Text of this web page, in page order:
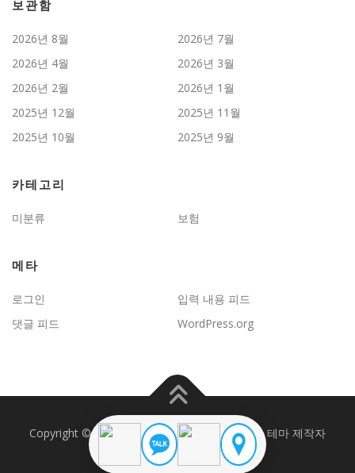
보관함
2026년 8월
2026년 7월
2026년 4월
2026년 3월
2026년 2월
2026년 1월
2025년 12월
2025년 11월
2025년 10월
2025년 9월
카테고리
미분류 보험
메타
로그인
입력 내용 피드
댓글 피드
WordPress.org
Copyright © 2026 JD보험문제연구 OnePress테마 제작자
FameThemes